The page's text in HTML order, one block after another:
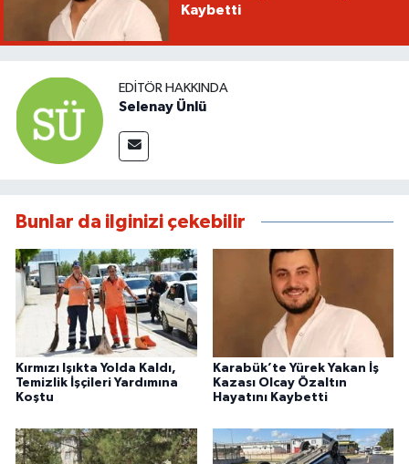
Kaybetti
EDITÖR HAKKINDA
Selenay Ünlü
Bunlar da ilginizi çekebilir
Kırmızı Işıkta Yolda Kaldı,
Temizlik İşçileri Yardımına
Koştu
Karabük’te Yürek Yakan İş
Kazası Olcay Özaltın
Hayatını Kaybetti